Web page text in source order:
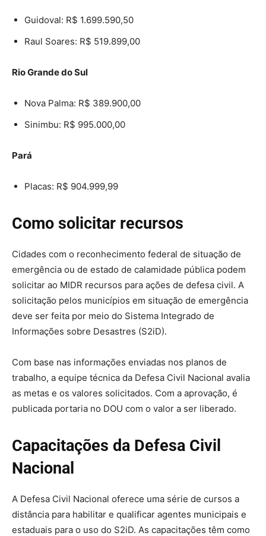
Guidoval: R$ 1.699.590,50
Raul Soares: R$ 519.899,00
Rio Grande do Sul
Nova Palma: R$ 389.900,00
Sinimbu: R$ 995.000,00
Pará
Placas: R$ 904.999,99
Como solicitar recursos
Cidades com o reconhecimento federal de situação de
emergência ou de estado de calamidade pública podem
solicitar ao MIDR recursos para ações de defesa civil. A
solicitação pelos municípios em situação de emergência
deve ser feita por meio do Sistema Integrado de
Informações sobre Desastres (S2iD).
Com base nas informações enviadas nos planos de
trabalho, a equipe técnica da Defesa Civil Nacional avalia
as metas e os valores solicitados. Com a aprovação, é
publicada portaria no DOU com o valor a ser liberado.
Capacitações da Defesa Civil
Nacional
A Defesa Civil Nacional oferece uma série de cursos a
distância para habilitar e qualificar agentes municipais e
estaduais para o uso do S2iD. As capacitações têm como